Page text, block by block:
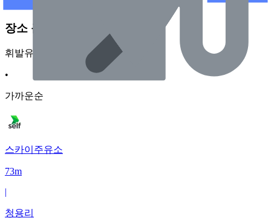
장소 근처 주유소
휘발유
•
가까운순
스카이주유소
73m
|
청용리